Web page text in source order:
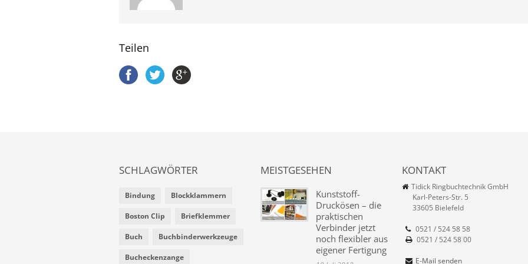
Teilen
SCHLAGWÖRTER
Bindung Blockklammern
Boston Clip Briefklemmer
Buch Buchbinderwerkzeuge
Bucheckenzange
MEISTGESEHEN
Kunststoff-
Druckösen – die
praktischen
Verbinder jetzt
noch flexibler aus
eigener Fertigung
KONTAKT
Tidick Ringbuchtechnik GmbH
Karl-Peters-Str. 5
33605 Bielefeld
0521 / 524 58 58
0521 / 524 58 00
E-Mail senden